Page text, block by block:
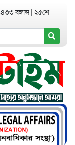
বঙ্গাব্দ ২৫শে